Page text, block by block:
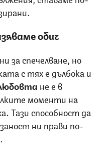
обич
за спечелване, но
с тях е дълбока и
не е в
моменти на
Тази способност да
ни прави по-